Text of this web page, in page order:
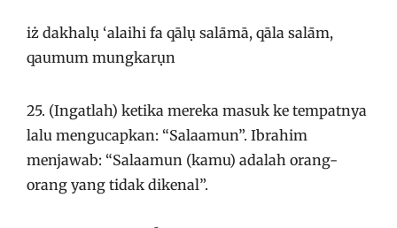
iż dakhalụ ‘alaihi fa qālụ salāmā, qāla salām,
qaumum mungkarụn
25. (Ingatlah) ketika mereka masuk ke tempatnya
lalu mengucapkan: “Salaamun”. Ibrahim
menjawab: “Salaamun (kamu) adalah orang-
orang yang tidak dikenal”.